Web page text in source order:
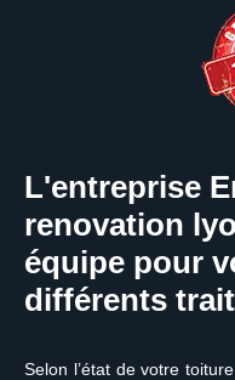
L'entreprise
renovation
équipe pour
différents
Selon l’état de votre